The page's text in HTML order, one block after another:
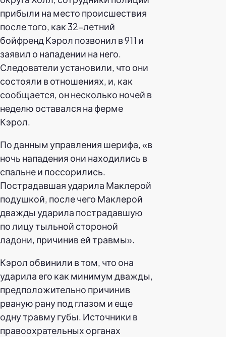
прибыли на место происшествия
после того, как 32-летний
бойфренд Кэрол позвонил в 911 и
заявил о нападении на него.
Следователи установили, что они
состояли в отношениях, и, как
сообщается, он несколько ночей в
неделю оставался на ферме
Кэрол.
По данным управления шерифа, «в
ночь нападения они находились в
спальне и поссорились.
Пострадавшая ударила Маклерой
подушкой, после чего Маклерой
дважды ударила пострадавшую
по лицу тыльной стороной
ладони, причинив ей травмы».
Кэрол обвинили в том, что она
ударила его как минимум дважды,
предположительно причинив
рваную рану под глазом и еще
одну травму губы. Источники в
правоохрательных органах